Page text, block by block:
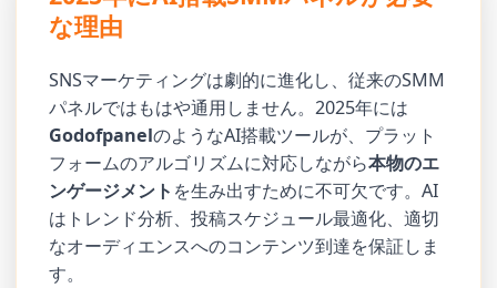
な理由
SNSマーケティングは劇的に進化し、従来のSMM
パネルではもはや通用しません。2025年には
GodofpanelのようなAI搭載ツールが、プラット
フォームのアルゴリズムに対応しながら本物のエ
ンゲージメント を生み出すために不可欠です。AI
はトレンド分析、投稿スケジュール最適化、適切
なオーディエンスへのコンテンツ到達を保証しま
す。